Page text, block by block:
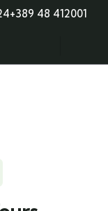
+389 48 412001